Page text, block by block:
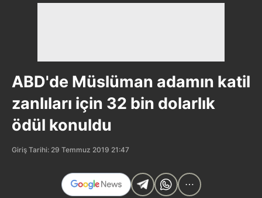
ABD'de Müslüman adamın katil
zanlıları için 32 bin dolarlık
ödül konuldu
Giriş Tarihi: 29 Temmuz 2019 21:47